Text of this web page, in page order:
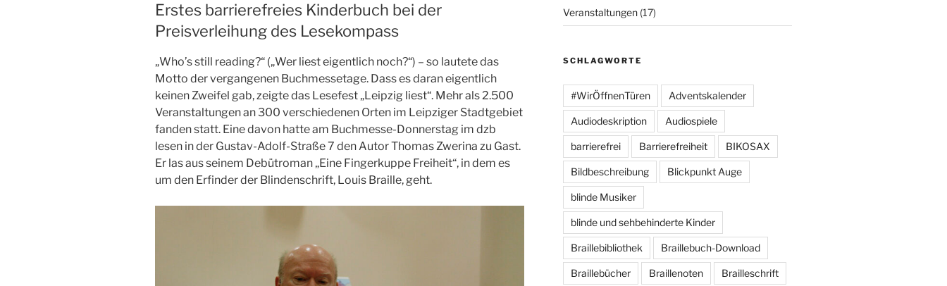
Erstes barrierefreies Kinderbuch bei der
Preisverleihung des Lesekompass
„Who’s still reading?“ („Wer liest eigentlich noch?“) – so lautete das
Motto der vergangenen Buchmessetage. Dass es daran eigentlich
keinen Zweifel gab, zeigte das Lesefest „Leipzig liest“. Mehr als 2.500
Veranstaltungen an 300 verschiedenen Orten im Leipziger Stadtgebiet
fanden statt. Eine davon hatte am Buchmesse-Donnerstag im dzb
lesen in der Gustav-Adolf-Straße 7 den Autor Thomas Zwerina zu Gast.
Er las aus seinem Debütroman „Eine Fingerkuppe Freiheit“, in dem es
um den Erfinder der Blindenschrift, Louis Braille, geht.
Veranstaltungen(17)
SCHLAGWORTE
#WirÖffnenTüren Adventskalender
Audiodeskription Audiospiele
barrierefrei Barrierefreiheit BIKOSAX
Bildbeschreibung Blickpunkt Auge
blinde Musiker
blinde und sehbehinderte Kinder
Braillebibliothek Braillebuch-Download
Braillebücher Braillenoten Brailleschrift